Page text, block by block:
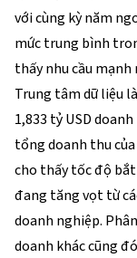
với cùng kỳ năm
mức trung bình
thấy nhu cầu mạnh
Trung tâm dữ liệu
1,833 tỷ USD
tổng doanh thu
cho thấy tốc độ bắt
đang tăng vọt từ
doanh nghiệp.
doanh khác cũng